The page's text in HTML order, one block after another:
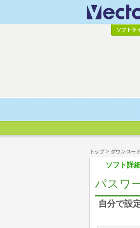
トップ> ダウンロード
ソフト詳細
パスワ
自分で設
ソフトラ